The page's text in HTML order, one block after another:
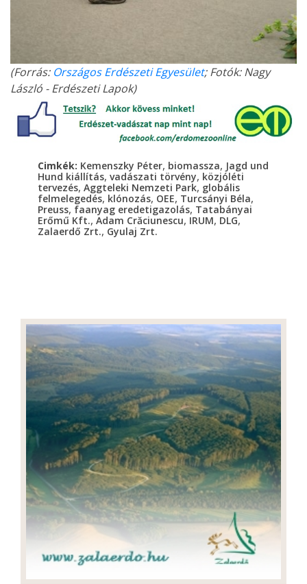
(Forrás: Országos Erdészeti Egyesület; Fotók: Nagy
László - Erdészeti Lapok)
Cimkék: Kemenszky Péter, biomassza, Jagd und
Hund kiállítás, vadászati törvény, közjóléti
tervezés, Aggteleki Nemzeti Park, globális
felmelegedés, klónozás, OEE, Turcsányi Béla,
Preuss, faanyag eredetigazolás, Tatabányai
Erőmű Kft., Adam Crăciunescu, IRUM, DLG,
Zalaerdő Zrt., Gyulaj Zrt.